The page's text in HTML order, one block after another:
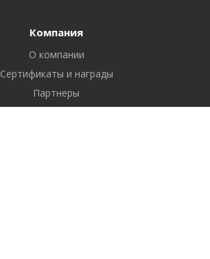
Компания
О компании
Сертификаты и награды
Партнеры